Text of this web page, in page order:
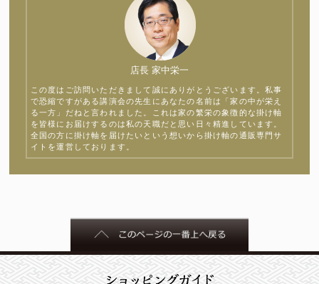
店長 家中栄一
この度はご訪問いただきまして誠にありがとうございます。私事
で恐縮ですがある講演会の先生にあなたの名前は「家の中が栄え
る一方」だねと言われました。これは家の繁栄の象徴的な掛け軸
を皆様にお届けするのは私の天職だと思い日々精進しています。
全国の方に掛け軸を届けたいという想いから掛け軸の通販専門サ
イトを運営しております。